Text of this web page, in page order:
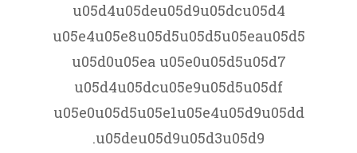
u05d4u05deu05d9u05dcu05d4
u05e4u05e8u05d5u05d5u05eau05d5
u05d0u05ea u05e0u05d5u05d7
u05d4u05dcu05e9u05d5u05df
u05e0u05d5u05e1u05e4u05d9u05dd
u05deu05d9u05d3u05d9.